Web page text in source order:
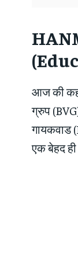
(
आज की
ग्रुप
गायकवाड
एक बेहद ही